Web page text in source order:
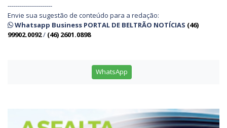
----------------------
Envie sua sugestão de conteúdo para a redação:
Whatsapp Business PORTAL DE BELTRÃO NOTÍCIAS (46)
99902.0092/ (46) 2601.0898
WhatsApp